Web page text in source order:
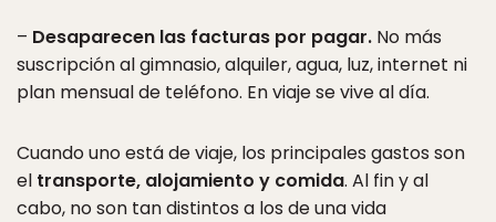
– Desaparecen las facturas por pagar. No más
suscripción al gimnasio, alquiler, agua, luz, internet ni
plan mensual de teléfono. En viaje se vive al día.
Cuando uno está de viaje, los principales gastos son
el transporte, alojamiento y comida. Al fin y al
cabo, no son tan distintos a los de una vida